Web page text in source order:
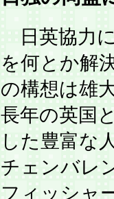
日英協力
を何とか解
の構想は雄
長年の英国
した豊富な
チェンバレ
フィッシャ